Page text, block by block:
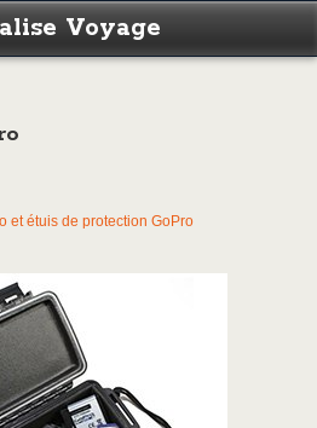
Voyage
et étuis de protection GoPro